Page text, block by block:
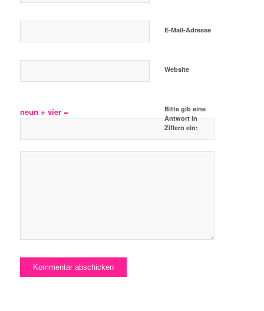
E-Mail-Adresse
Website
Bitte gib eine
Antwort in
Ziffern ein:
neun + vier =